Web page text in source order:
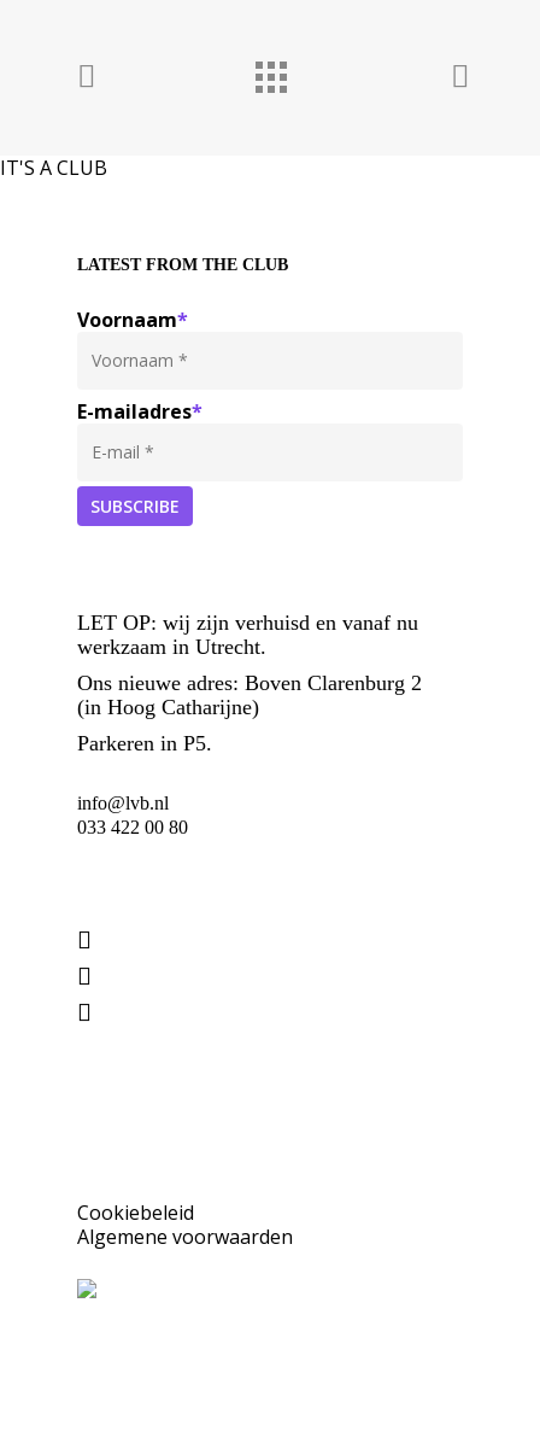
IT'S A CLUB
LATEST FROM THE CLUB
Voornaam*
E-mailadres*
LET OP: wij zijn verhuisd en vanaf nu
werkzaam in Utrecht.
Ons nieuwe adres: Boven Clarenburg 2
(in Hoog Catharijne)
Parkeren in P5.
info@lvb.nl
033 422 00 80
Cookiebeleid
Algemene voorwaarden